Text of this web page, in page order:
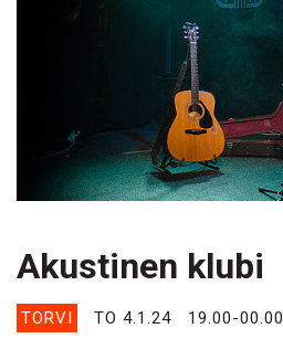
Akustinen klubi
TORVI TO 4.1.24 19.00-00.00